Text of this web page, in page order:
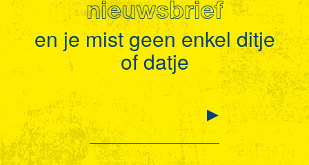
nieuwsbrief
en je mist geen enkel ditje
of datje